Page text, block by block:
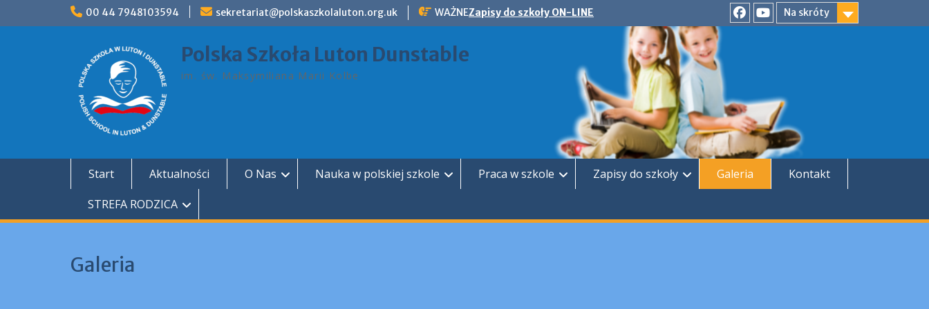
00 44 7948103594 sekretariat@polskaszkolaluton.org.uk WAŻNEZapisy do szkoły ON-LINE
Na skróty
FacebookYouTube
Polska Szkoła Luton Dunstable
im. św. Maksymiliana Marii Kolbe
Start Aktualności O Nas Nauka w polskiej szkole Praca w szkole Zapisy do szkoły Galeria
Kontakt
STREFA RODZICA
Galeria